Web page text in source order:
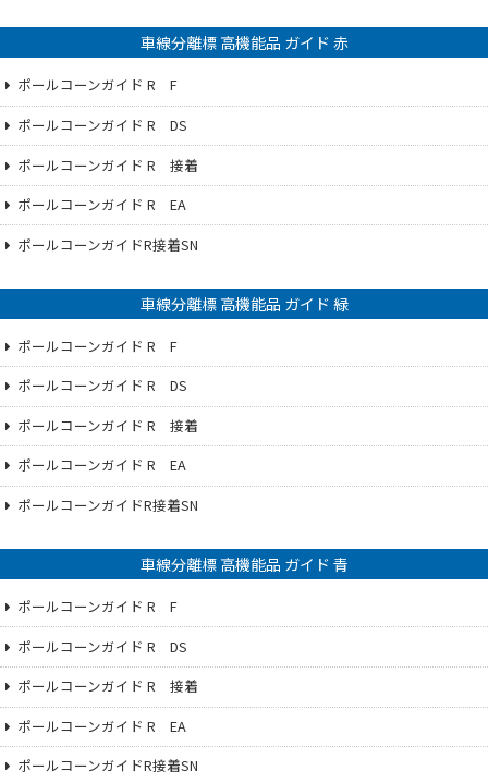
車線分離標 高機能品 ガイド 赤
ポールコーンガイド R F
ポールコーンガイド R DS
ポールコーンガイド R 接着
ポールコーンガイド R EA
ポールコーンガイドR接着SN
車線分離標 高機能品 ガイド 緑
ポールコーンガイド R F
ポールコーンガイド R DS
ポールコーンガイド R 接着
ポールコーンガイド R EA
ポールコーンガイドR接着SN
車線分離標 高機能品 ガイド 青
ポールコーンガイド R F
ポールコーンガイド R DS
ポールコーンガイド R 接着
ポールコーンガイド R EA
ポールコーンガイドR接着SN